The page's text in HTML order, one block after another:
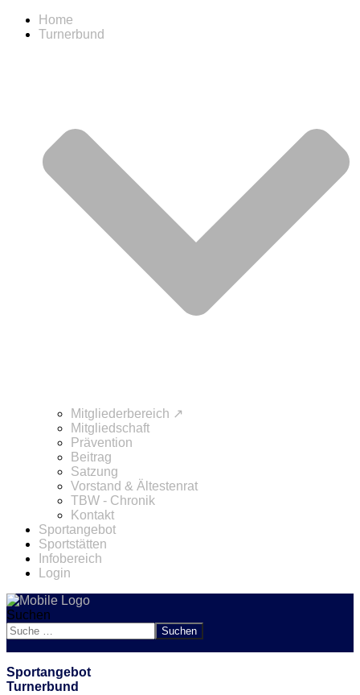
Home
Turnerbund
Mitgliederbereich ↗
Mitgliedschaft
Prävention
Beitrag
Satzung
Vorstand & Ältestenrat
TBW - Chronik
Kontakt
Sportangebot
Sportstätten
Infobereich
Login
Suchen
Suchen
Sportangebot
Turnerbund